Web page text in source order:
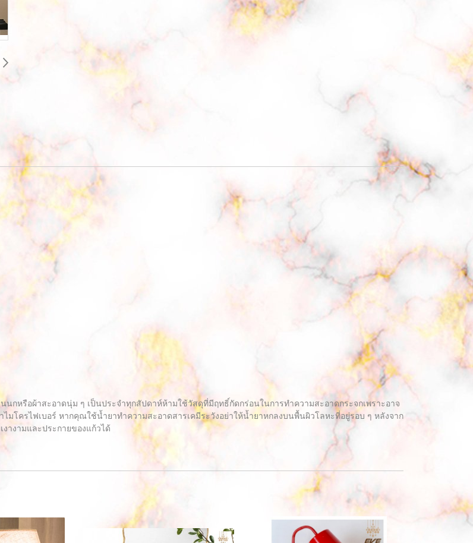
กหรือผ้าสะอาดนุ่ม ๆ เป็นประจำทุกสัปดาห์ห้ามใช้วัสดุที่มีฤทธิ์กัดกร่อนในการทำความสะอาดกระจกเพราะอาจ
มโครไฟเบอร์ หากคุณใช้น้ำยาทำความสะอาดสารเคมีระวังอย่าให้น้ำยาหกลงบนพื้นผิวโลหะที่อยู่รอบ ๆ หลังจาก
างามและประกายของแก้วได้